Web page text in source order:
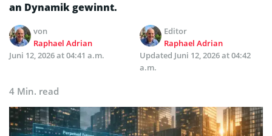
an Dynamik gewinnt.
von
Raphael Adrian
Editor
Raphael Adrian
Juni 12, 2026 at 04:41 a.m.
Updated Juni 12, 2026 at 04:42
a.m.
4 Min. read